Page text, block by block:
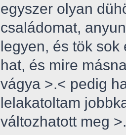
egyszer olyan
családomat,
legyen, és tök sok
hat, és mire
vágya >.< pedig
lelakatoltam
változhatott meg